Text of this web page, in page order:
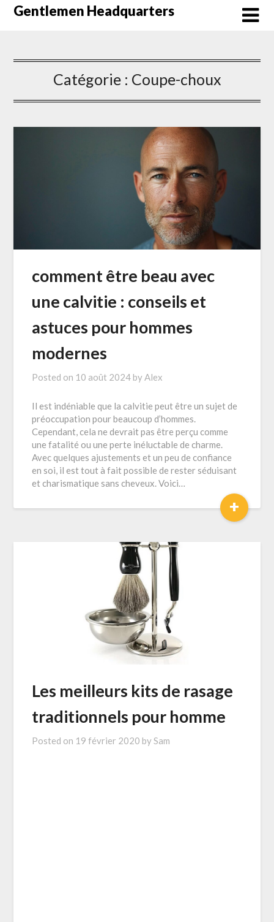
SkipGentlemen Headquarters
Catégorie : Coupe-choux
comment être beau avec
une calvitie : conseils et
astuces pour hommes
modernes
Posted on 10 août 2024 byAlex
Il est indéniable que la calvitie peut être un sujet de
préoccupation pour beaucoup d’hommes.
Cependant, cela ne devrait pas être perçu comme
une fatalité ou une perte inéluctable de charme.
Avec quelques ajustements et un peu de confiance
en soi, il est tout à fait possible de rester séduisant
et charismatique sans cheveux. Voici…
+
Les meilleurs kits de rasage
traditionnels pour homme
Posted on 19 février 2020 bySam